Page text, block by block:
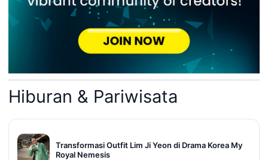
Hiburan & Pariwisata
Transformasi Outfit Lim Ji Yeon di Drama Korea My
Royal Nemesis